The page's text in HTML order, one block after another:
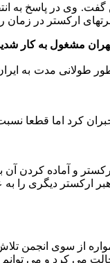
وی در پاسخ به
ارکستر در
مشغول به کار
به طور طولانی
کرد اما قطعا
و آماده کردن آن
ارکستر دیگری را
از سوی انجمن